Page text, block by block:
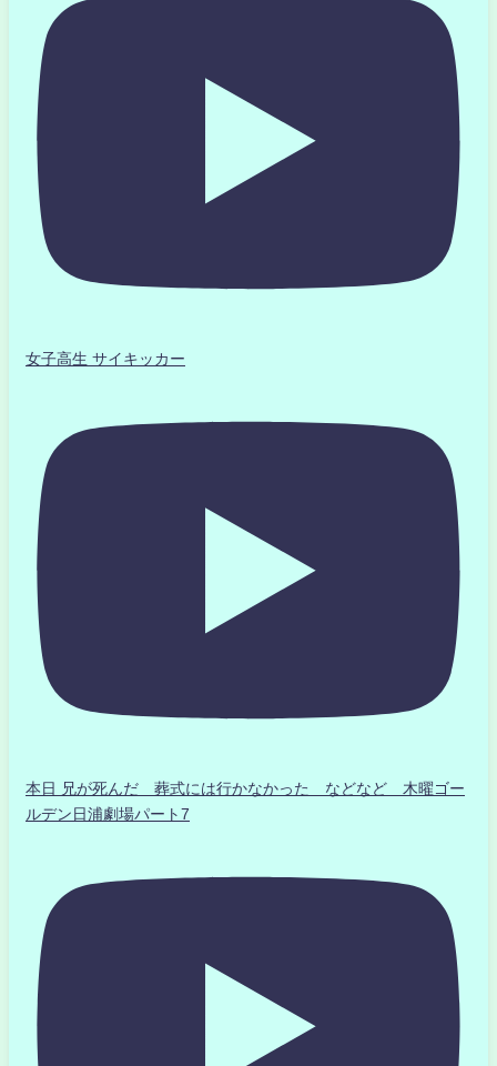
女子高生 サイキッカー
本日 兄が死んだ 葬式には行かなかった などなど 木曜ゴー
ルデン日浦劇場パート7